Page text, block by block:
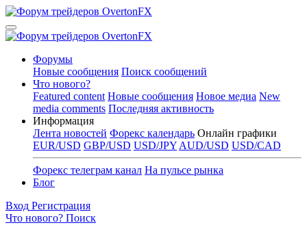
Форумы
Новые сообщения Поиск сообщений
Что нового?
Featured content Новые сообщения Новое медиа New
media comments Последняя активность
Информация
Лента новостей Форекс календарь Онлайн графики
EUR/USD GBP/USD USD/JPY AUD/USD USD/CAD
Форекс телеграм канал На пульсе рынка
Блог
Вход Регистрация
Что нового? Поиск